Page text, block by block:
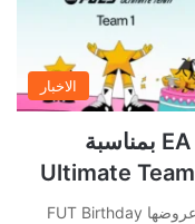
الاخبار
عروض رائعة من EA Sports بمناسبة
أعلنت شركة EA Sports عن أحدث عروضها FUT Birthday